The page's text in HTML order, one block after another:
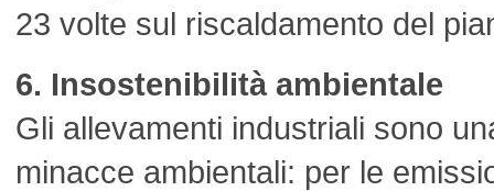
23 volte sul riscaldamento del
6. Insostenibilità ambientale
Gli allevamenti industriali sono
minacce ambientali: per le